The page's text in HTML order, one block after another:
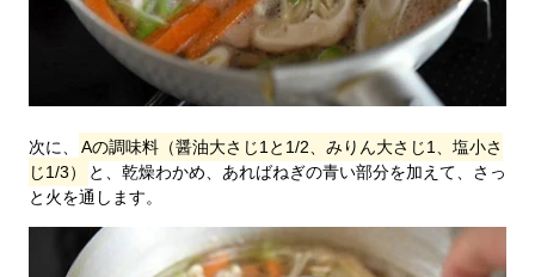
次に、
Aの調味料（醤油大さじ1と1/2、みりん大さじ1、塩小さ
じ1/3）
と、乾燥わかめ、あればねぎの青い部分を加えて、さっ
と火を通します。